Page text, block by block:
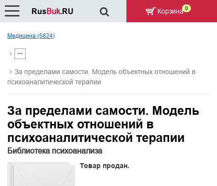
Медицина (5824)
За пределами самости. Модель объектных отношений в
психоаналитической терапии
За пределами самости. Модель
объектных отношений в
психоаналитической терапии
Библиотека психоанализа
Товар продан.
RusBuk.RU Корзина 0